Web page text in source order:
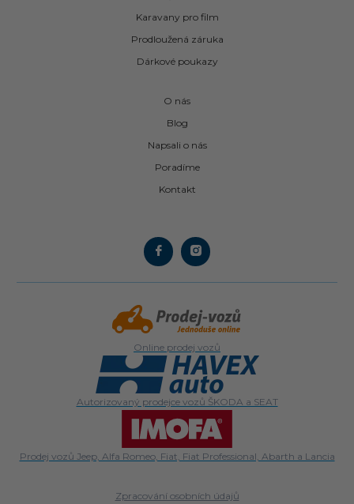
Karavany pro film
Prodloužená záruka
Dárkové poukazy
O nás
Blog
Napsali o nás
Poradíme
Kontakt
Online prodej vozů
Autorizovaný prodejce vozů ŠKODA a SEAT
Prodej vozů Jeep, Alfa Romeo, Fiat, Fiat Professional, Abarth a Lancia
Zpracování osobních údajů